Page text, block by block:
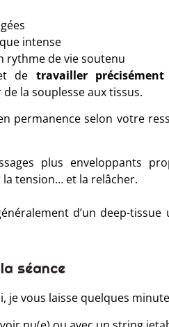
intense
rythme de vie soutenu
de travailler précisément
la souplesse aux tissus.
permanence selon votre
plus enveloppants
tension… et la relâcher.
d’un deep-
séance
je vous laisse quelques